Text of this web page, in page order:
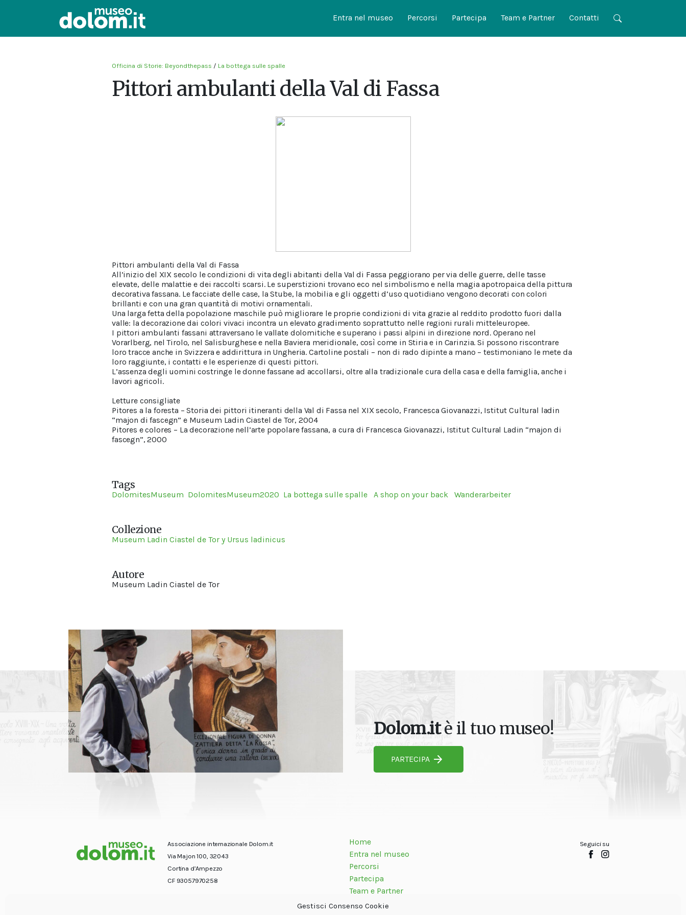
Gestisci Consenso Cookie
Entra nel museo Percorsi Partecipa Team e Partner Contatti
Officina di Storie: Beyondthepass / La bottega sulle spalle
Pittori ambulanti della Val di Fassa
Pittori ambulanti della Val di Fassa
All’inizio del XIX secolo le condizioni di vita degli abitanti della Val di Fassa peggiorano per via delle guerre, delle tasse
elevate, delle malattie e dei raccolti scarsi. Le superstizioni trovano eco nel simbolismo e nella magia apotropaica della pittura
decorativa fassana. Le facciate delle case, la Stube, la mobilia e gli oggetti d’uso quotidiano vengono decorati con colori
brillanti e con una gran quantità di motivi ornamentali.
Una larga fetta della popolazione maschile può migliorare le proprie condizioni di vita grazie al reddito prodotto fuori dalla
valle: la decorazione dai colori vivaci incontra un elevato gradimento soprattutto nelle regioni rurali mitteleuropee.
I pittori ambulanti fassani attraversano le vallate dolomitiche e superano i passi alpini in direzione nord. Operano nel
Vorarlberg, nel Tirolo, nel Salisburghese e nella Baviera meridionale, così come in Stiria e in Carinzia. Si possono riscontrare
loro tracce anche in Svizzera e addirittura in Ungheria. Cartoline postali – non di rado dipinte a mano – testimoniano le mete da
loro raggiunte, i contatti e le esperienze di questi pittori.
L’assenza degli uomini costringe le donne fassane ad accollarsi, oltre alla tradizionale cura della casa e della famiglia, anche i
lavori agricoli.
Letture consigliate
Pitores a la foresta – Storia dei pittori itineranti della Val di Fassa nel XIX secolo, Francesca Giovanazzi, Istitut Cultural ladin
“majon di fascegn” e Museum Ladin Ciastel de Tor, 2004
Pitores e colores – La decorazione nell’arte popolare fassana, a cura di Francesca Giovanazzi, Istitut Cultural Ladin “majon di
fascegn”, 2000
Tags
DolomitesMuseum DolomitesMuseum2020 La bottega sulle spalle A shop on your back Wanderarbeiter
Collezione
Museum Ladin Ciastel de Tor y Ursus ladinicus
Autore
Museum Ladin Ciastel de Tor
Dolom.itè il tuo museo!
PARTECIPA
Associazione internazionale Dolom.it
Via Majon 100, 32043
Cortina d’Ampezzo
CF 93057970258
Home
Entra nel museo
Percorsi
Partecipa
Team e Partner
Contatti
Seguici su